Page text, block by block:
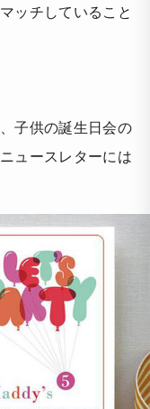
ッチしていること
子供の誕生日会の
ュースレターには